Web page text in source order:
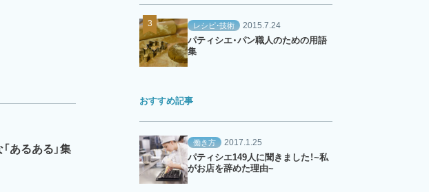
あるある」集
レシピ・技術 2015.7.24
パティシエ・パン職人のための用語
集
おすすめ記事
働き方 2017.1.25
パティシエ149人に聞きました！~私
がお店を辞めた理由~